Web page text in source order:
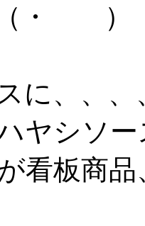
）（
に、、
ヤシソ
看板商